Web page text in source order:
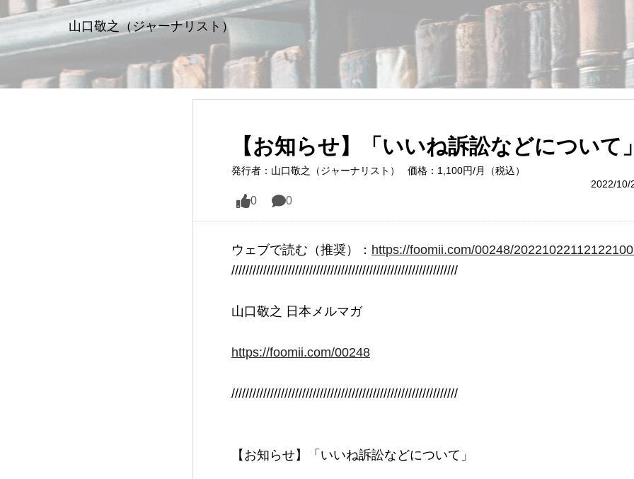
山口敬之（ジャーナリスト）
【お知らせ】「いいね訴訟などについて」
発行者：山口敬之（ジャーナリスト）
価格：1,100円/月（税込）
2022/10/
0 0
ウェブで読む（推奨）： https://foomii.com/00248/
////////////////////////////////////////////////////////////////
山口敬之 日本メルマガ
https://foomii.com/00248
////////////////////////////////////////////////////////////////
【お知らせ】「いいね訴訟などについて」